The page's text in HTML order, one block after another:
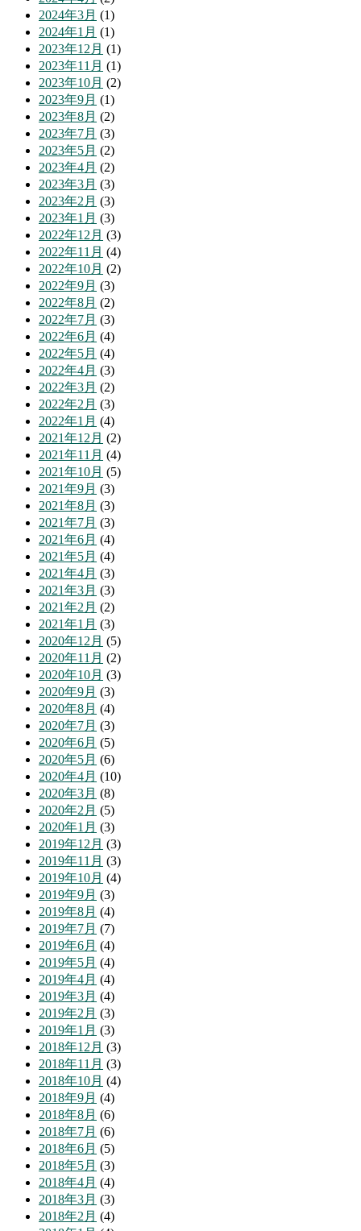
2024年3月 (1)
2024年1月 (1)
2023年12月 (1)
2023年11月 (1)
2023年10月 (2)
2023年9月 (1)
2023年8月 (2)
2023年7月 (3)
2023年5月 (2)
2023年4月 (2)
2023年3月 (3)
2023年2月 (3)
2023年1月 (3)
2022年12月 (3)
2022年11月 (4)
2022年10月 (2)
2022年9月 (3)
2022年8月 (2)
2022年7月 (3)
2022年6月 (4)
2022年5月 (4)
2022年4月 (3)
2022年3月 (2)
2022年2月 (3)
2022年1月 (4)
2021年12月 (2)
2021年11月 (4)
2021年10月 (5)
2021年9月 (3)
2021年8月 (3)
2021年7月 (3)
2021年6月 (4)
2021年5月 (4)
2021年4月 (3)
2021年3月 (3)
2021年2月 (2)
2021年1月 (3)
2020年12月 (5)
2020年11月 (2)
2020年10月 (3)
2020年9月 (3)
2020年8月 (4)
2020年7月 (3)
2020年6月 (5)
2020年5月 (6)
2020年4月 (10)
2020年3月 (8)
2020年2月 (5)
2020年1月 (3)
2019年12月 (3)
2019年11月 (3)
2019年10月 (4)
2019年9月 (3)
2019年8月 (4)
2019年7月 (7)
2019年6月 (4)
2019年5月 (4)
2019年4月 (4)
2019年3月 (4)
2019年2月 (3)
2019年1月 (3)
2018年12月 (3)
2018年11月 (3)
2018年10月 (4)
2018年9月 (4)
2018年8月 (6)
2018年7月 (6)
2018年6月 (5)
2018年5月 (3)
2018年4月 (4)
2018年3月 (3)
2018年2月 (4)